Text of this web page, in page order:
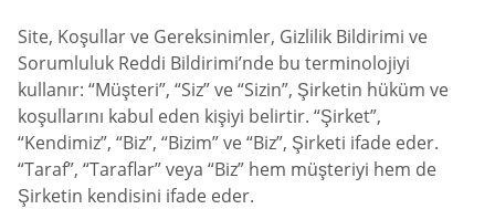
Site, Koşullar ve Gereksinimler, Gizlilik Bildirimi ve
Sorumluluk Reddi Bildirimi’nde bu terminolojiyi
kullanır: “Müşteri”, “Siz” ve “Sizin”, Şirketin hüküm ve
koşullarını kabul eden kişiyi belirtir. “Şirket”,
“Kendimiz”, “Biz”, “Bizim” ve “Biz”, Şirketi ifade eder.
“Taraf”, “Taraflar” veya “Biz” hem müşteriyi hem de
Şirketin kendisini ifade eder.